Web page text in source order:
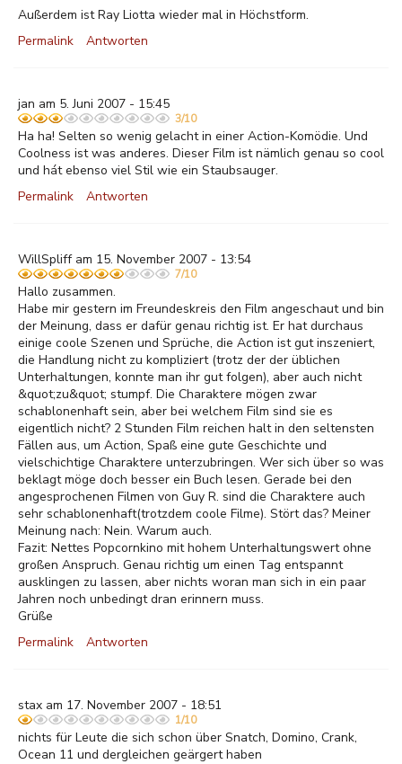
Außerdem ist Ray Liotta wieder mal in Höchstform.
Permalink
Antworten
jan am 5. Juni 2007 - 15:45
3/10
Ha ha! Selten so wenig gelacht in einer Action-Komödie. Und
Coolness ist was anderes. Dieser Film ist nämlich genau so cool
und hát ebenso viel Stil wie ein Staubsauger.
Permalink
Antworten
WillSpliff am 15. November 2007 - 13:54
7/10
Hallo zusammen.
Habe mir gestern im Freundeskreis den Film angeschaut und bin
der Meinung, dass er dafür genau richtig ist. Er hat durchaus
einige coole Szenen und Sprüche, die Action ist gut inszeniert,
die Handlung nicht zu kompliziert (trotz der der üblichen
Unterhaltungen, konnte man ihr gut folgen), aber auch nicht
&quot;zu&quot; stumpf. Die Charaktere mögen zwar
schablonenhaft sein, aber bei welchem Film sind sie es
eigentlich nicht? 2 Stunden Film reichen halt in den seltensten
Fällen aus, um Action, Spaß eine gute Geschichte und
vielschichtige Charaktere unterzubringen. Wer sich über so was
beklagt möge doch besser ein Buch lesen. Gerade bei den
angesprochenen Filmen von Guy R. sind die Charaktere auch
sehr schablonenhaft(trotzdem coole Filme). Stört das? Meiner
Meinung nach: Nein. Warum auch.
Fazit: Nettes Popcornkino mit hohem Unterhaltungswert ohne
großen Anspruch. Genau richtig um einen Tag entspannt
ausklingen zu lassen, aber nichts woran man sich in ein paar
Jahren noch unbedingt dran erinnern muss.
Grüße
Permalink
Antworten
stax am 17. November 2007 - 18:51
1/10
nichts für Leute die sich schon über Snatch, Domino, Crank,
Ocean 11 und dergleichen geärgert haben